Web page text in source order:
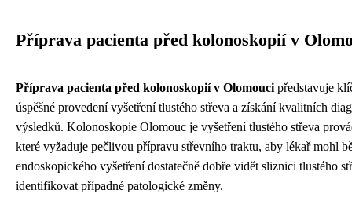
Příprava pacienta před kolonoskopií v
Příprava pacienta před kolonoskopií v Olomouci představuje
úspěšné provedení vyšetření tlustého střeva a získání kvalitních
výsledků. Kolonoskopie Olomouc je vyšetření tlustého střeva
které vyžaduje pečlivou přípravu střevního traktu, aby lékař mohl
endoskopického vyšetření dostatečně dobře vidět sliznici tlustého
identifikovat případné patologické změny.